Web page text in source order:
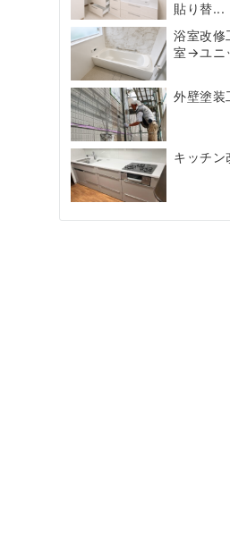
貼り替...
浴室改修
室→ユニ
外壁塗装
キッチン